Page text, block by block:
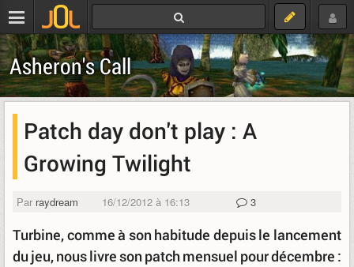
Asheron's Call
Patch day don't play : A
Growing Twilight
Par raydream 16/12/2012 à 16:13 3
Turbine, comme à son habitude depuis le lancement
du jeu, nous livre son patch mensuel pour décembre :